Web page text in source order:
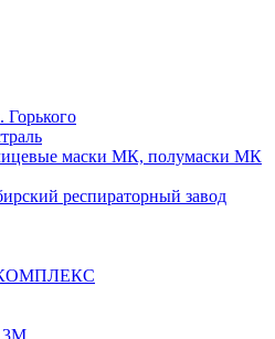
маски МК, полумаски МК
респираторный завод